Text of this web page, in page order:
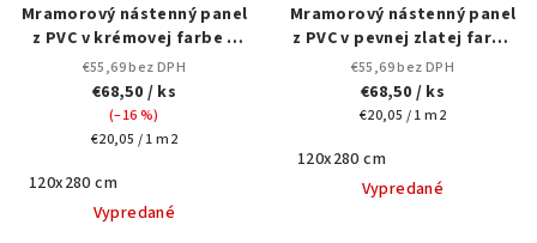
Mramorový nástenný panel
z PVC v krémovej farbe s
jemnou, oblačnou
textúrou, 0699-120x280 cm,
(matný)
€55,69 bez DPH
€68,50 / ks
(–16 %)
Jednotková
€20,05 / 1 m2
120x280 cm
Vypredané
Mramorový nástenný panel
z PVC v pevnej zlatej farbe
s hladkým, embosovaným
povrchom, 0708-120x280 cm
€55,69 bez DPH
€68,50 / ks
Jednotková
€20,05 / 1 m2
120x280 cm
Vypredané